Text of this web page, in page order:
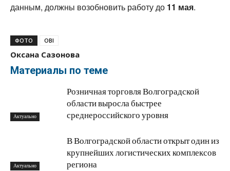
данным, должны возобновить работу до 11 мая.
ФОТО OBI
Оксана Сазонова
Материалы по теме
Актуально
Розничная торговля Волгоградской
области выросла быстрее
среднероссийского уровня
Актуально
В Волгоградской области открыт один из
крупнейших логистических комплексов
региона